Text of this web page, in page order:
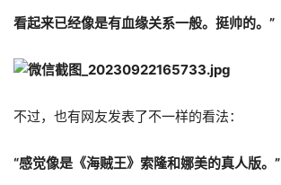
看起来已经像是有血缘关系一般。挺帅的。”
不过，也有网友发表了不一样的看法：
“感觉像是《海贼王》索隆和娜美的真人版。”